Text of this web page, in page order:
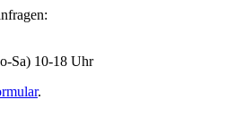
Sa) 10-18 Uhr
.